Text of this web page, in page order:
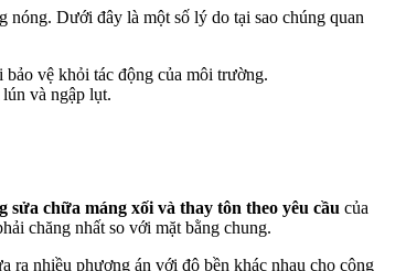
nóng. Dưới đây là một số lý do tại sao chúng quan
vệ khỏi tác động của môi trường.
và ngập lụt.
sửa chữa máng xối và thay tôn theo yêu cầu của
chăng nhất so với mặt bằng chung.
ra nhiều phương án với độ bền khác nhau cho công